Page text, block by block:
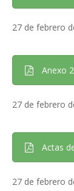
27 de febrero
Anexo 2
27 de febrero
Actas
27 de febrero